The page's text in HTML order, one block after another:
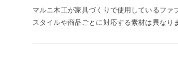
マルニ木工が家具づくりで使用しているファ
スタイルや商品ごとに対応する素材は異な